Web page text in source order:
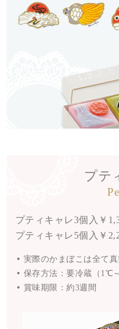
プテ
プティキャレ3個入 ￥
プティキャレ5個入 ￥
実際のかまぼこは全て
保存方法：要冷蔵（1℃
賞味期限：約3週間